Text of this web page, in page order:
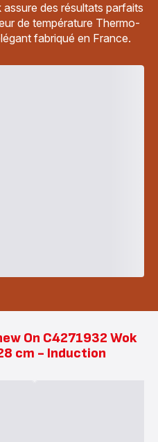
des résultats parfaits
de température Thermo-
fabriqué en France.
On C4271932 Wok
cm - Induction